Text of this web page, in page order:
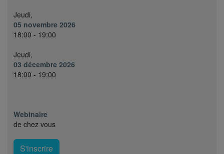
Jeudi,
05 novembre 2026
18:00 - 19:00
Jeudi,
03 décembre 2026
18:00 - 19:00
Webinaire
de chez vous
S'inscrire